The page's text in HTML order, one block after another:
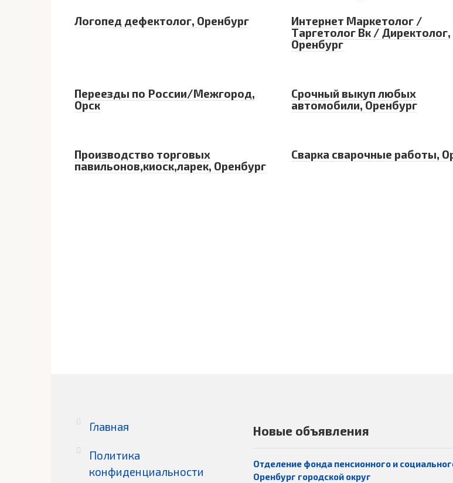
Логопед дефектолог, Оренбург
Интернет Маркетолог /
Таргетолог Вк / Директолог,
Оренбург
Переезды по России/Межгород,
Орск
Срочный выкуп любых
автомобили, Оренбург
Производство торговых
павильонов,киоск,ларек, Оренбург
Сварка сварочные работы,
Главная
Политика
конфиденциальности
Новые объявления
Отделение фонда пенсионного и
Оренбург городской округ